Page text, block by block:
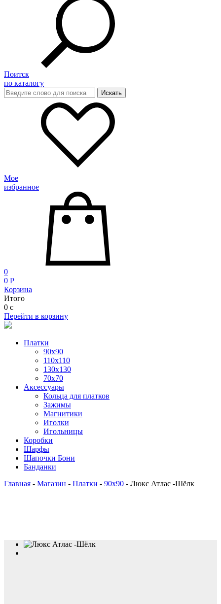
Поитск
по каталогу
Мое
избранное
0
0 P
Корзина
Итого
0 c
Перейти в корзину
Платки
90x90
110x110
130x130
70х70
Аксессуары
Кольца для платков
Зажимы
Магнитики
Иголки
Игольницы
Коробки
Шарфы
Шапочки Бони
Банданки
Главная - Магазин - Платки - 90x90 - Люкс Атлас -Шёлк